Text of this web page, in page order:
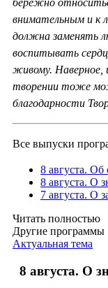
внимательным и к
должна заменять
воспитывать
живому.
творении тоже
благодарности
Все выпуски
8 августа.
8 августа. О
7 августа. О
Читать полностью
Другие программы
Актуальная тема
8 августа. О